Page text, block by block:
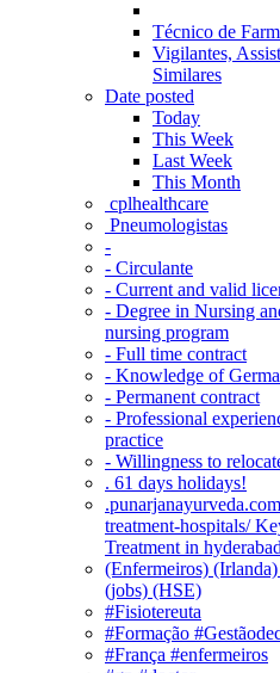
Técnico de
Vigilantes,
Similares
Date posted
Today
This Week
Last Week
This Month
‎ cplhealthcare‬
Pneumologistas
-
- Circulante
- Current and valid
- Degree in Nursing
nursing program
- Full time contract
- Knowledge of
- Permanent contract
- Professional
practice
- Willingness to
. 61 days holidays!
treatment-hospitals/
Treatment in hyderabad
(Enfermeiros)
(jobs) (HSE)
#Fisiotereuta
#Formação
#França #enfermeiros